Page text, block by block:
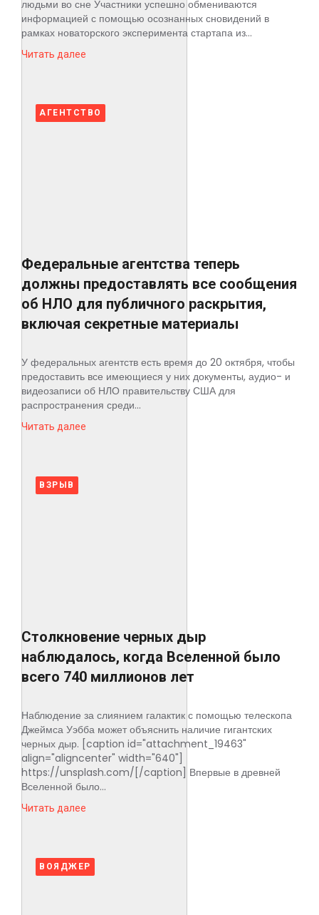
людьми во сне Участники успешно обмениваются
информацией с помощью осознанных сновидений в
рамках новаторского эксперимента стартапа из...
Читать далее
АГЕНТСТВО
Федеральные агентства теперь
должны предоставлять все сообщения
об НЛО для публичного раскрытия,
включая секретные материалы
У федеральных агентств есть время до 20 октября, чтобы
предоставить все имеющиеся у них документы, аудио- и
видеозаписи об НЛО правительству США для
распространения среди...
Читать далее
ВЗРЫВ
Столкновение черных дыр
наблюдалось, когда Вселенной было
всего 740 миллионов лет
Наблюдение за слиянием галактик с помощью телескопа
Джеймса Уэбба может объяснить наличие гигантских
черных дыр. [caption id="attachment_19463"
align="aligncenter" width="640"]
https://unsplash.com/[/caption] Впервые в древней
Вселенной было...
Читать далее
ВОЯДЖЕР